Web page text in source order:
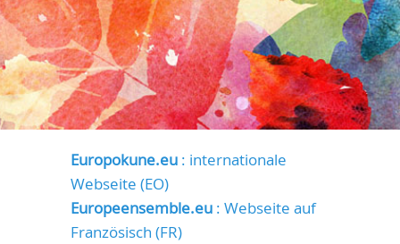
Europokune.eu: internationale
Webseite (EO)
Europeensemble.eu: Webseite auf
Französisch (FR)